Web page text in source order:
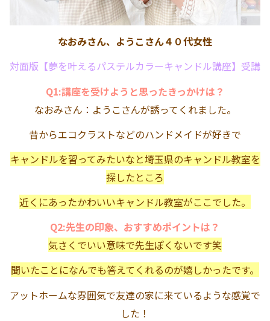
なおみさん、ようこさん４０代女性
対面版【夢を叶えるパステルカラーキャンドル講座】受講
Q1:講座を受けようと思ったきっかけは？
なおみさん：ようこさんが誘ってくれました。
昔からエコクラストなどのハンドメイドが好きで
キャンドルを習ってみたいなと埼玉県のキャンドル教室を
探したところ
近くにあったかわいいキャンドル教室がここでした。
Q2:先生の印象、おすすめポイントは？
気さくでいい意味で先生ぽくないです笑
聞いたことになんでも答えてくれるのが嬉しかったです。
アットホームな雰囲気で友達の家に来ているような感覚で
した！